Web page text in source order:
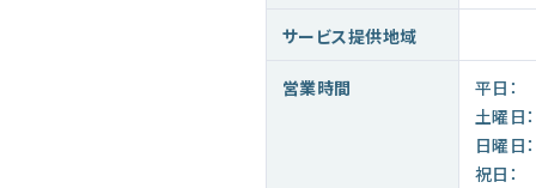
サービス提供地域
営業時間
平日：
土曜日：
日曜日：
祝日：